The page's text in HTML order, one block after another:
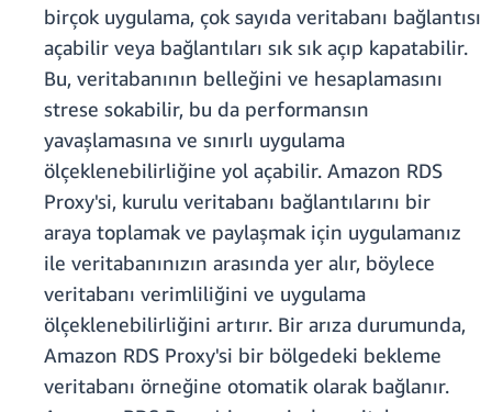
birçok uygulama, çok sayıda veritabanı bağlantısı
açabilir veya bağlantıları sık sık açıp kapatabilir.
Bu, veritabanının belleğini ve hesaplamasını
strese sokabilir, bu da performansın
yavaşlamasına ve sınırlı uygulama
ölçeklenebilirliğine yol açabilir. Amazon RDS
Proxy'si, kurulu veritabanı bağlantılarını bir
araya toplamak ve paylaşmak için uygulamanız
ile veritabanınızın arasında yer alır, böylece
veritabanı verimliliğini ve uygulama
ölçeklenebilirliğini artırır. Bir arıza durumunda,
Amazon RDS Proxy'si bir bölgedeki bekleme
veritabanı örneğine otomatik olarak bağlanır.